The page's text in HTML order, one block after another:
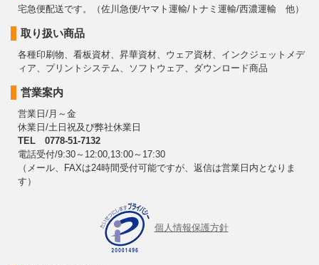
宅急便配送です。（佐川急便/ヤマト運輸/トナミ運輸/西濃運輸 他）
取り扱い商品
各種印刷物、看板資材、昇華資材、ウェア資材、インクジェットメデ
ィア、プリントシステム、ソフトウェア、ダウンロード商品
営業案内
営業日/月～金
休業日/土日祝及び弊社休業日
TEL 0778-51-7132
電話受付/9:30～12:00,13:00～17:30
（メール、FAXは24時間受付可能ですが、返信は営業日内となりま
す）
個人情報保護方針